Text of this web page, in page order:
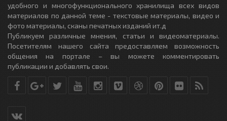
удобного и многофункционального хранилища всех видов
материалов по данной теме - текстовые материалы, видео и
фото материалы, сканы печатных изданий ит.д
Публикуем различные мнения, статьи и видеоматериалы.
Посетителям нашего сайта предоставляем возможность
общения на портале – вы можете комментировать
публикации и добавлять свои.